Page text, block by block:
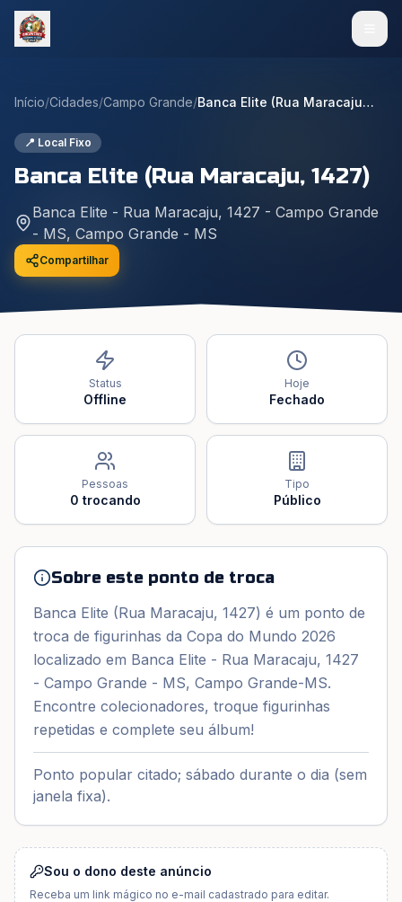
Início/Cidades/Campo Grande/ Banca Elite (Rua Maracaju, 1427)
📍 Local Fixo
Banca Elite (Rua Maracaju, 1427)
Banca Elite - Rua Maracaju, 1427 - Campo Grande
- MS, Campo Grande - MS
Compartilhar
Status
Offline
Hoje
Fechado
Pessoas
0 trocando
Tipo
Público
Sobre este ponto de troca
Banca Elite (Rua Maracaju, 1427) é um ponto de
troca de figurinhas da Copa do Mundo 2026
localizado em Banca Elite - Rua Maracaju, 1427
- Campo Grande - MS, Campo Grande-MS.
Encontre colecionadores, troque figurinhas
repetidas e complete seu álbum!
Ponto popular citado; sábado durante o dia (sem
janela fixa).
Sou o dono deste anúncio
Receba um link mágico no e-mail cadastrado para editar.